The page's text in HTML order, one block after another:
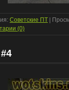
Советские ПТ |
(0)